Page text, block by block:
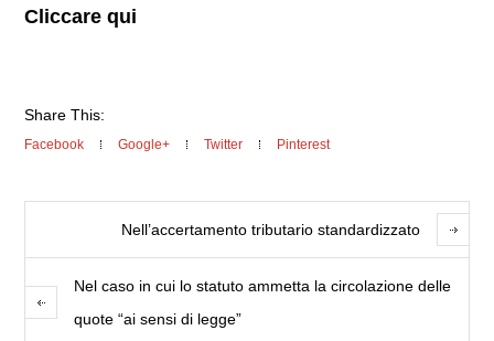
Cliccare qui
Share This:
Facebook Google+ Twitter Pinterest
Nell’accertamento tributario standardizzato
Nel caso in cui lo statuto ammetta la circolazione delle
quote “ai sensi di legge”